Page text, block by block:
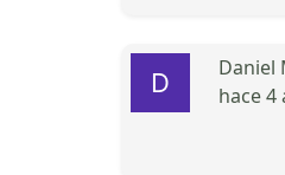
Daniel
hace 4